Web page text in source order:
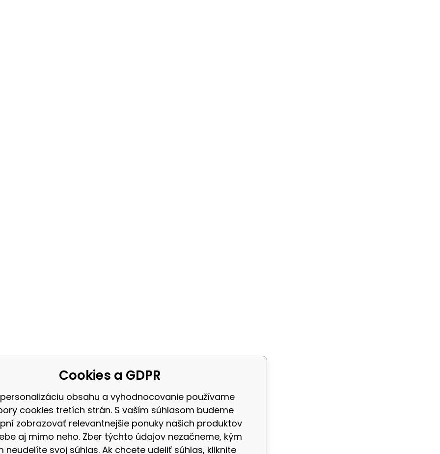
Cookies a GDPR
obsahu a vyhodnocovanie používame
cookies tretích strán. S vaším súhlasom budeme
zobrazovať relevantnejšie ponuky našich produktov
aj mimo neho. Zber týchto údajov nezačneme, kým
neudelíte svoj súhlas. Ak chcete udeliť súhlas, kliknite